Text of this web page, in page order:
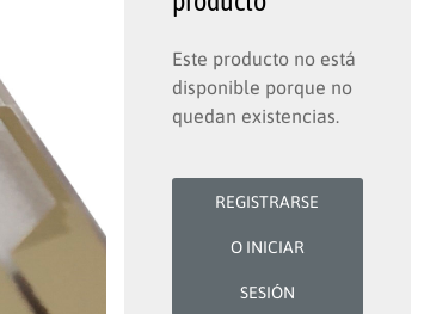
Este producto no está
disponible porque no
quedan existencias.
REGISTRARSE
O INICIAR
SESIÓN